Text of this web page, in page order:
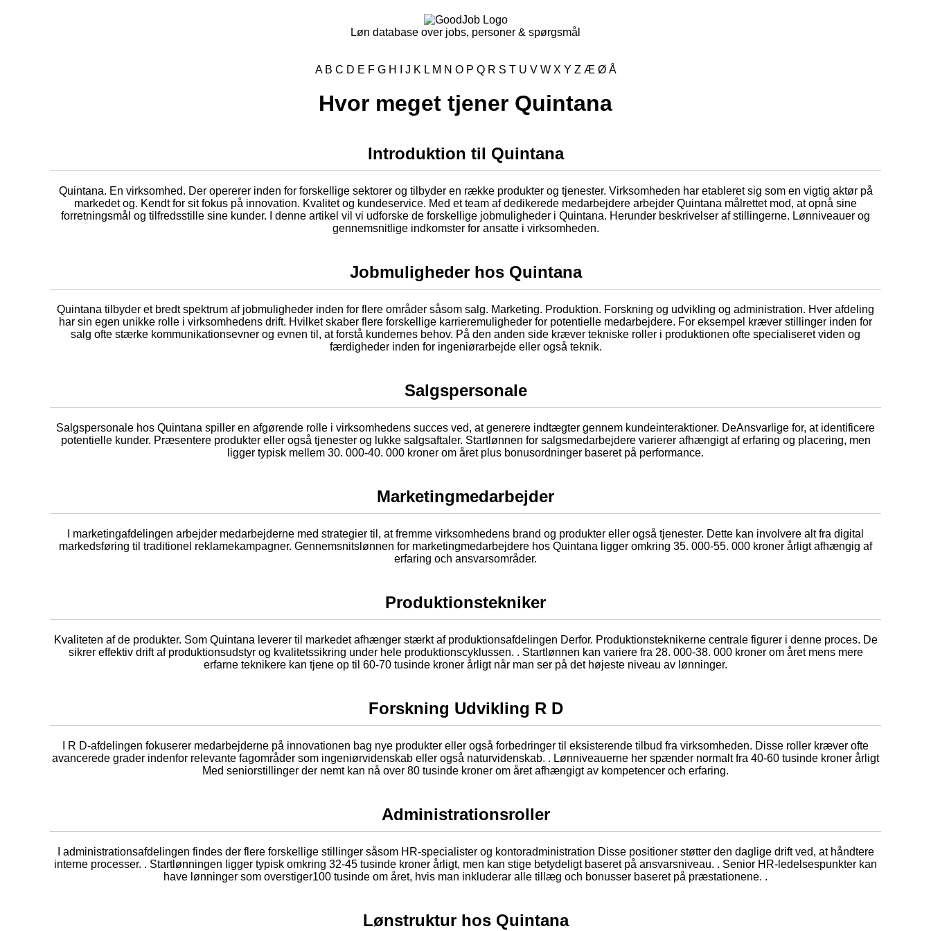
Løn database over jobs, personer & spørgsmål
A B C D E F G H J K L M N O P Q R S T U V W X Y Z Æ Ø Å
Hvor meget tjener Quintana
Introduktion til Quintana
Quintana. En virksomhed. Der opererer inden for forskellige sektorer og tilbyder en række produkter og tjenester. Virksomheden har etableret sig som en vigtig aktør på
markedet og. Kendt for sit fokus på innovation. Kvalitet og kundeservice. Med et team af dedikerede medarbejdere arbejder Quintana målrettet mod, at opnå sine
forretningsmål og tilfredsstille sine kunder. I denne artikel vil vi udforske de forskellige jobmuligheder i Quintana. Herunder beskrivelser af stillingerne. Lønniveauer og
gennemsnitlige indkomster for ansatte i virksomheden.
Jobmuligheder hos Quintana
Quintana tilbyder et bredt spektrum af jobmuligheder inden for flere områder såsom salg. Marketing. Produktion. Forskning og udvikling og administration. Hver afdeling
har sin egen unikke rolle i virksomhedens drift. Hvilket skaber flere forskellige karrieremuligheder for potentielle medarbejdere. For eksempel kræver stillinger inden for
salg ofte stærke kommunikationsevner og evnen til, at forstå kundernes behov. På den anden side kræver tekniske roller i produktionen ofte specialiseret viden og
færdigheder inden for ingeniørarbejde eller også teknik.
Salgspersonale
Salgspersonale hos Quintana spiller en afgørende rolle i virksomhedens succes ved, at generere indtægter gennem kundeinteraktioner. DeAnsvarlige for, at identificere
potentielle kunder. Præsentere produkter eller også tjenester og lukke salgsaftaler. Startlønnen for salgsmedarbejdere varierer afhængigt af erfaring og placering, men
ligger typisk mellem 30. 000-40. 000 kroner om året plus bonusordninger baseret på performance.
Marketingmedarbejder
I marketingafdelingen arbejder medarbejderne med strategier til, at fremme virksomhedens brand og produkter eller også tjenester. Dette kan involvere alt fra digital
markedsføring til traditionel reklamekampagner. Gennemsnitslønnen for marketingmedarbejdere hos Quintana ligger omkring 35. 000-55. 000 kroner årligt afhængig af
erfaring och ansvarsområder.
Produktionstekniker
Kvaliteten af de produkter. Som Quintana leverer til markedet afhænger stærkt af produktionsafdelingen Derfor. Produktionsteknikerne centrale figurer i denne proces. De
sikrer effektiv drift af produktionsudstyr og kvalitetssikring under hele produktionscyklussen. . Startlønnen kan variere fra 28. 000-38. 000 kroner om året mens mere
erfarne teknikere kan tjene op til 60-70 tusinde kroner årligt når man ser på det højeste niveau av lønninger.
Forskning Udvikling R D
I R D-afdelingen fokuserer medarbejderne på innovationen bag nye produkter eller også forbedringer til eksisterende tilbud fra virksomheden. Disse roller kræver ofte
avancerede grader indenfor relevante fagområder som ingeniørvidenskab eller også naturvidenskab. . Lønniveauerne her spænder normalt fra 40-60 tusinde kroner årligt
Med seniorstillinger der nemt kan nå over 80 tusinde kroner om året afhængigt av kompetencer och erfaring.
Administrationsroller
I administrationsafdelingen findes der flere forskellige stillinger såsom HR-specialister og kontoradministration Disse positioner støtter den daglige drift ved, at håndtere
interne processer. . Startlønningen ligger typisk omkring 32-45 tusinde kroner årligt, men kan stige betydeligt baseret på ansvarsniveau. . Senior HR-ledelsespunkter kan
have lønninger som overstiger100 tusinde om året, hvis man inkluderar alle tillæg och bonusser baseret på præstationene. .
Lønstruktur hos Quintana